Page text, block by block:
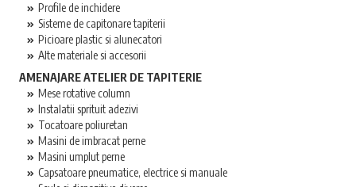
Profile de inchidere
Sisteme de capitonare tapiterii
Picioare plastic si alunecatori
Alte materiale si accesorii
AMENAJARE ATELIER DE TAPITERIE
Mese rotative column
Instalatii sprituit adezivi
Tocatoare poliuretan
Masini de imbracat perne
Masini umplut perne
Capsatoare pneumatice, electrice si manuale